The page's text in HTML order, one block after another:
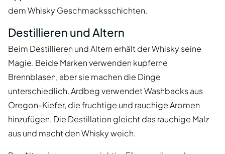
dem Whisky Geschmacksschichten.
Destillieren und Altern
Beim Destillieren und Altern erhält der Whisky seine
Magie. Beide Marken verwenden kupferne
Brennblasen, aber sie machen die Dinge
unterschiedlich. Ardbeg verwendet Washbacks aus
Oregon-Kiefer, die fruchtige und rauchige Aromen
hinzufügen. Die Destillation gleicht das rauchige Malz
aus und macht den Whisky weich.